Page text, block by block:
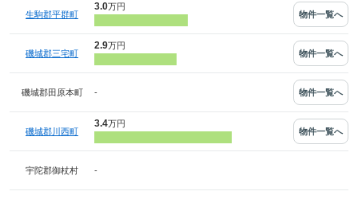
生駒郡平群町
3.0万円
物件一覧へ
磯城郡三宅町
2.9万円
物件一覧へ
磯城郡田原本町 - 物件一覧へ
磯城郡川西町
3.4万円
物件一覧へ
宇陀郡御杖村 -